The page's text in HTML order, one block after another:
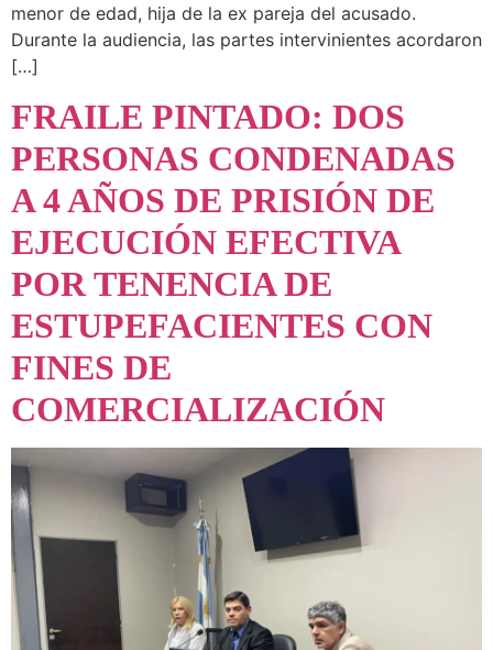
menor de edad, hija de la ex pareja del acusado.
Durante la audiencia, las partes intervinientes acordaron
[…]
FRAILE PINTADO: DOS
PERSONAS CONDENADAS
A 4 AÑOS DE PRISIÓN DE
EJECUCIÓN EFECTIVA
POR TENENCIA DE
ESTUPEFACIENTES CON
FINES DE
COMERCIALIZACIÓN